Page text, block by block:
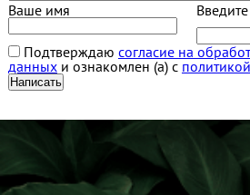
Ваше имя
Подтверждаю согласие на
данныхи ознакомлен (а) с политикой